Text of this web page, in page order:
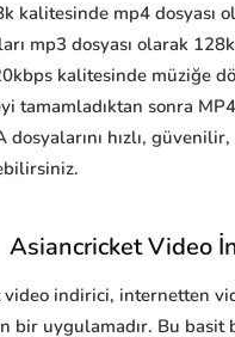
kalitesinde mp4 dosyası
mp3 dosyası olarak
kalitesinde müziğe
tamamladıktan sonra
hızlı, güvenilir,
Asiancricket Video
indirici, internetten
bir uygulamadır. Bu basit